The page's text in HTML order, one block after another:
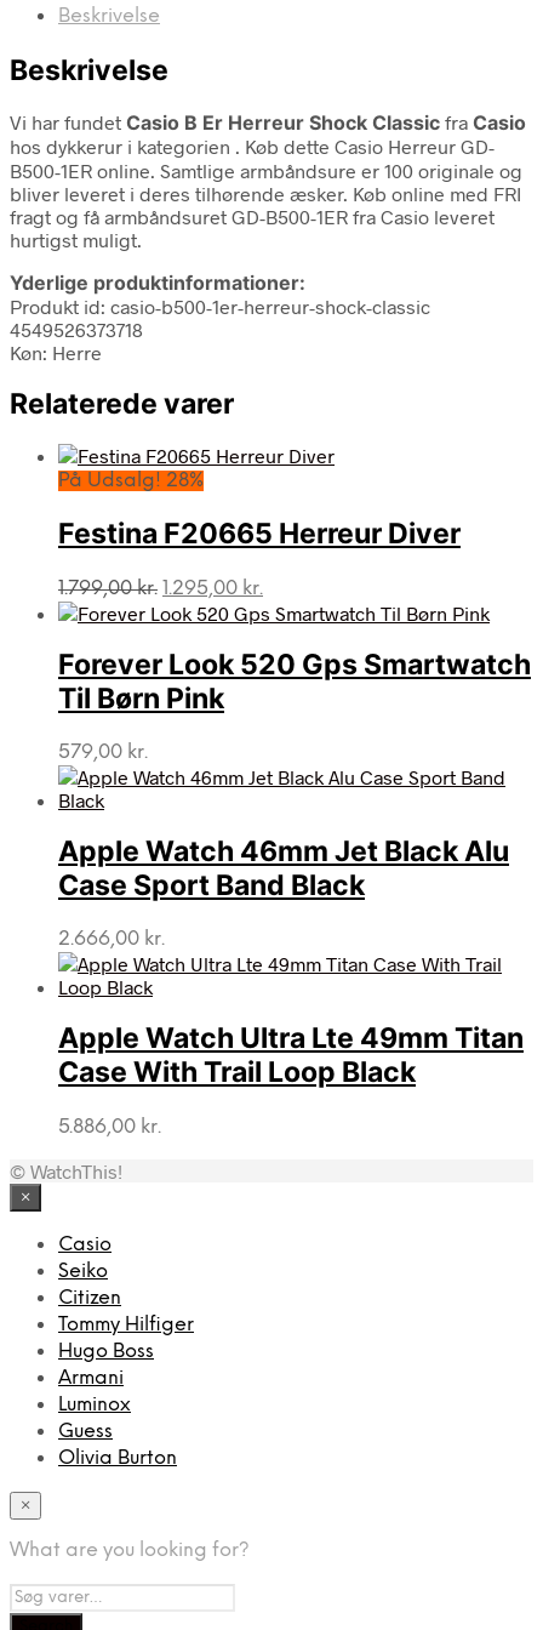
Beskrivelse
Beskrivelse
Vi har fundet Casio B Er Herreur Shock Classic fra Casio
hos dykkerur i kategorien . Køb dette Casio Herreur GD-
B500-1ER online. Samtlige armbåndsure er 100 originale og
bliver leveret i deres tilhørende æsker. Køb online med FRI
fragt og få armbåndsuret GD-B500-1ER fra Casio leveret
hurtigst muligt.
Yderlige produktinformationer:
Produkt id: casio-b500-1er-herreur-shock-classic
4549526373718
Køn: Herre
Relaterede varer
På Udsalg! 28%
Festina F20665 Herreur Diver
1.799,00kr. Den
oprindelige
var:
1.799,00 kr..
1.295,00 kr.
aktuelle
er:
1.295,00 kr..
Forever Look 520 Gps Smartwatch
Til Børn Pink
579,00 kr.
Apple Watch 46mm Jet Black Alu
Case Sport Band Black
2.666,00 kr.
Apple Watch Ultra Lte 49mm Titan
Case With Trail Loop Black
5.886,00 kr.
© WatchThis!
×
Casio
Seiko
Citizen
Tommy Hilfiger
Hugo Boss
Armani
Luminox
Guess
Olivia Burton
×
What are you looking for?